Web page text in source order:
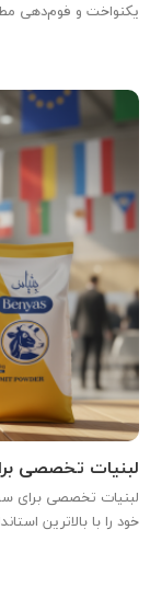
یکنواخت و فوم‌دهی
لبنیات تخصصی
لبنیات تخصصی برای
خود را با بالاترین
مواد اولیه، رعایت
تولید، سبب شده تا